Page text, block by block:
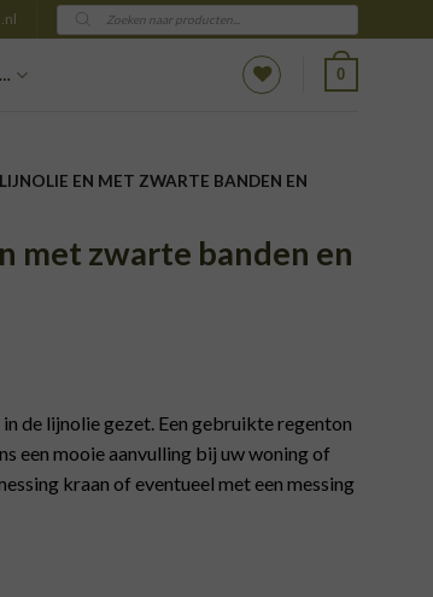
Producten
zoeken
0
EN MET ZWARTE BANDEN EN
met zwarte banden en
de lijnolie gezet. Een gebruikte regenton
een mooie aanvulling bij uw woning of
kraan of eventueel met een messing